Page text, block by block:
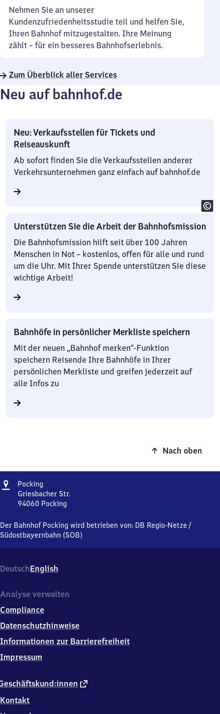
Nehmen Sie an unserer
Kundenzufriedenheitsstudie teil und helfen Sie,
Ihren Bahnhof mitzugestalten. Ihre Meinung
zählt – für ein besseres Bahnhofserlebnis.
Zum Überblick aller Services
Neu auf bahnhof.de
Neu: Verkaufsstellen für Tickets und
Reiseauskunft
Ab sofort finden Sie die Verkaufsstellen anderer
Verkehrsunternehmen ganz einfach auf bahnhof.de
Unterstützen Sie die Arbeit der Bahnhofsmission
Die Bahnhofsmission hilft seit über 100 Jahren
Menschen in Not – kostenlos, offen für alle und rund
um die Uhr. Mit Ihrer Spende unterstützen Sie diese
wichtige Arbeit!
Bahnhöfe in persönlicher Merkliste speichern
Mit der neuen „Bahnhof merken“-Funktion
speichern Reisende Ihre Bahnhöfe in Ihrer
persönlichen Merkliste und greifen jederzeit auf
alle Infos zu
Nach oben
Adresse
Pocking
Griesbacher Str.
94060 Pocking
Griesbacher
Str.,
6
Pocking
Der Bahnhof Pocking wird betrieben von: DB Regio-Netze /
Südostbayernbahn (SOB)
DeutschEnglish
externer
Kontakt
Analyse verwalten
Compliance
Datenschutzhinweise
Informationen zur Barrierefreiheit
Impressum